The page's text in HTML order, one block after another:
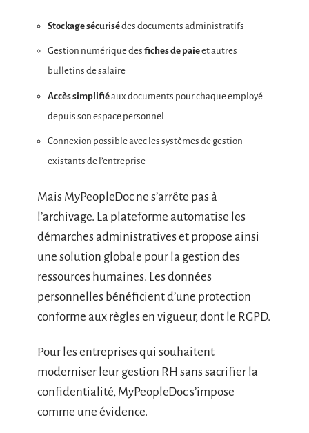
Stockage sécurisédes documents administratifs
Gestion numérique des fiches de paieet autres
bulletins de salaire
Accès simplifiéaux documents pour chaque employé
depuis son espace personnel
Connexion possible avec les systèmes de gestion
existants de l’entreprise
Mais MyPeopleDoc ne s’arrête pas à
l’archivage. La plateforme automatise les
démarches administratives et propose ainsi
une solution globale pour la gestion des
ressources humaines. Les données
personnelles bénéficient d’une protection
conforme aux règles en vigueur, dont le RGPD.
Pour les entreprises qui souhaitent
moderniser leur gestion RH sans sacrifier la
confidentialité, MyPeopleDoc s’impose
comme une évidence.